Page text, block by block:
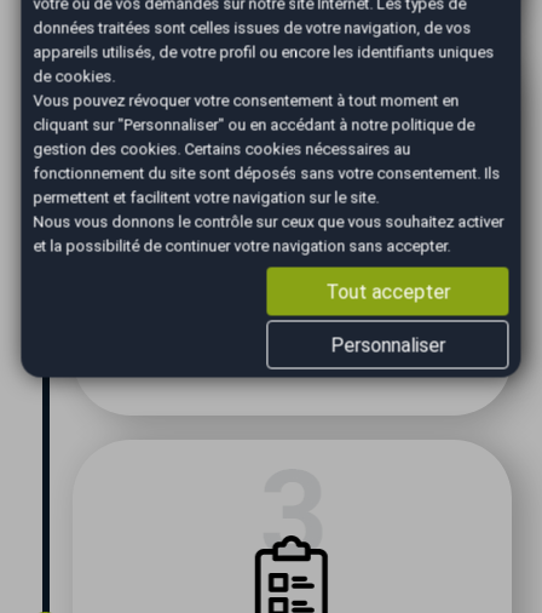
Expertise
Un de nos conseillers vous contacte pour
convenir d'un rendez-vous rapide afin
d'expertiser votre véhicule.
votre ou de vos demandes sur notre site Internet. Les types de
données traitées sont celles issues de votre navigation, de vos
appareils utilisés, de votre profil ou encore les identifiants uniques
de cookies.
Vous pouvez révoquer votre consentement à tout moment en
cliquant sur "Personnaliser" ou en accédant à notre politique de
gestion des cookies. Certains cookies nécessaires au
fonctionnement du site sont déposés sans votre consentement. Ils
permettent et facilitent votre navigation sur le site.
Nous vous donnons le contrôle sur ceux que vous souhaitez activer
et la possibilité de continuer votre navigation sans accepter.
Tout accepter
Personnaliser